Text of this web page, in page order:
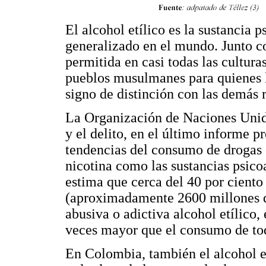
El alcohol etílico es la sustancia
generalizado en el mundo. Junto
permitida en casi todas las
pueblos musulmanes para
signo de distinción con las demás
La Organización de Naciones
y el delito, en el último informe
tendencias del consumo de
nicotina como las sustancias
estima que cerca del 40 por
(aproximadamente 2600 millones
abusiva o adictiva alcohol etílico,
veces mayor que el consumo de
En Colombia, también el alcohol